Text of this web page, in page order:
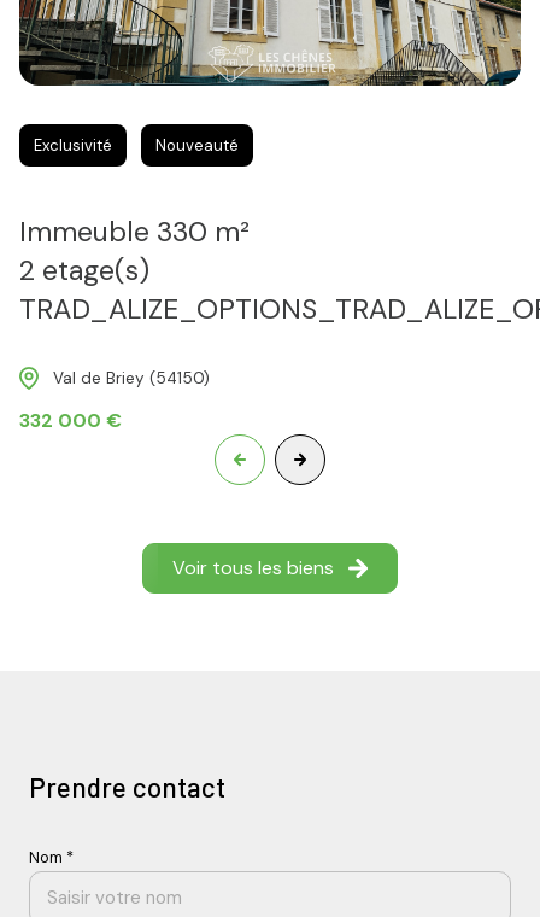
Exclusivité Nouveauté
Immeuble 330 m²
2 etage(s)
Val de Briey (54150)
332 000 €
Voir tous les biens
Prendre contact
Nom *